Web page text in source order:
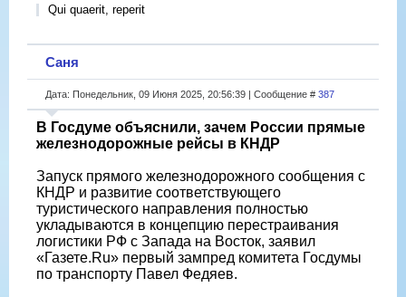
Qui quaerit, reperit
Саня
Дата: Понедельник, 09 Июня 2025, 20:56:39 | Сообщение # 387
В Госдуме объяснили, зачем России прямые
железнодорожные рейсы в КНДР
Запуск прямого железнодорожного сообщения с
КНДР и развитие соответствующего
туристического направления полностью
укладываются в концепцию перестраивания
логистики РФ с Запада на Восток, заявил
«Газете.Ru» первый зампред комитета Госдумы
по транспорту Павел Федяев.